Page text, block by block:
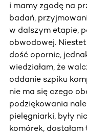
i mamy zgodę na
badań,
w dalszym etapie,
obwodowej.
dość opornie,
wiedziałam, że
oddanie szpiku
nie ma się czego
podziękowania
pielęgniarki, były
komórek,